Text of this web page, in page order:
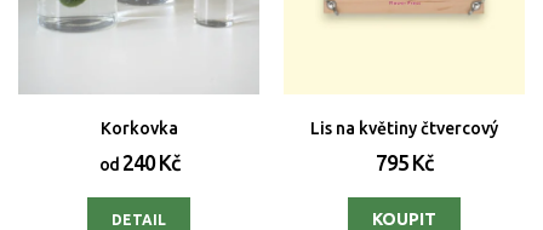
Korkovka
od240 Kč
DETAIL
Lis na květiny čtvercový
795 Kč